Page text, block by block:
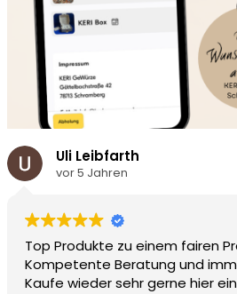
Uli Leibfarth
vor 5 Jahren
Top Produkte zu einem fairen
Kompetente Beratung und
Kaufe wieder sehr gerne hier